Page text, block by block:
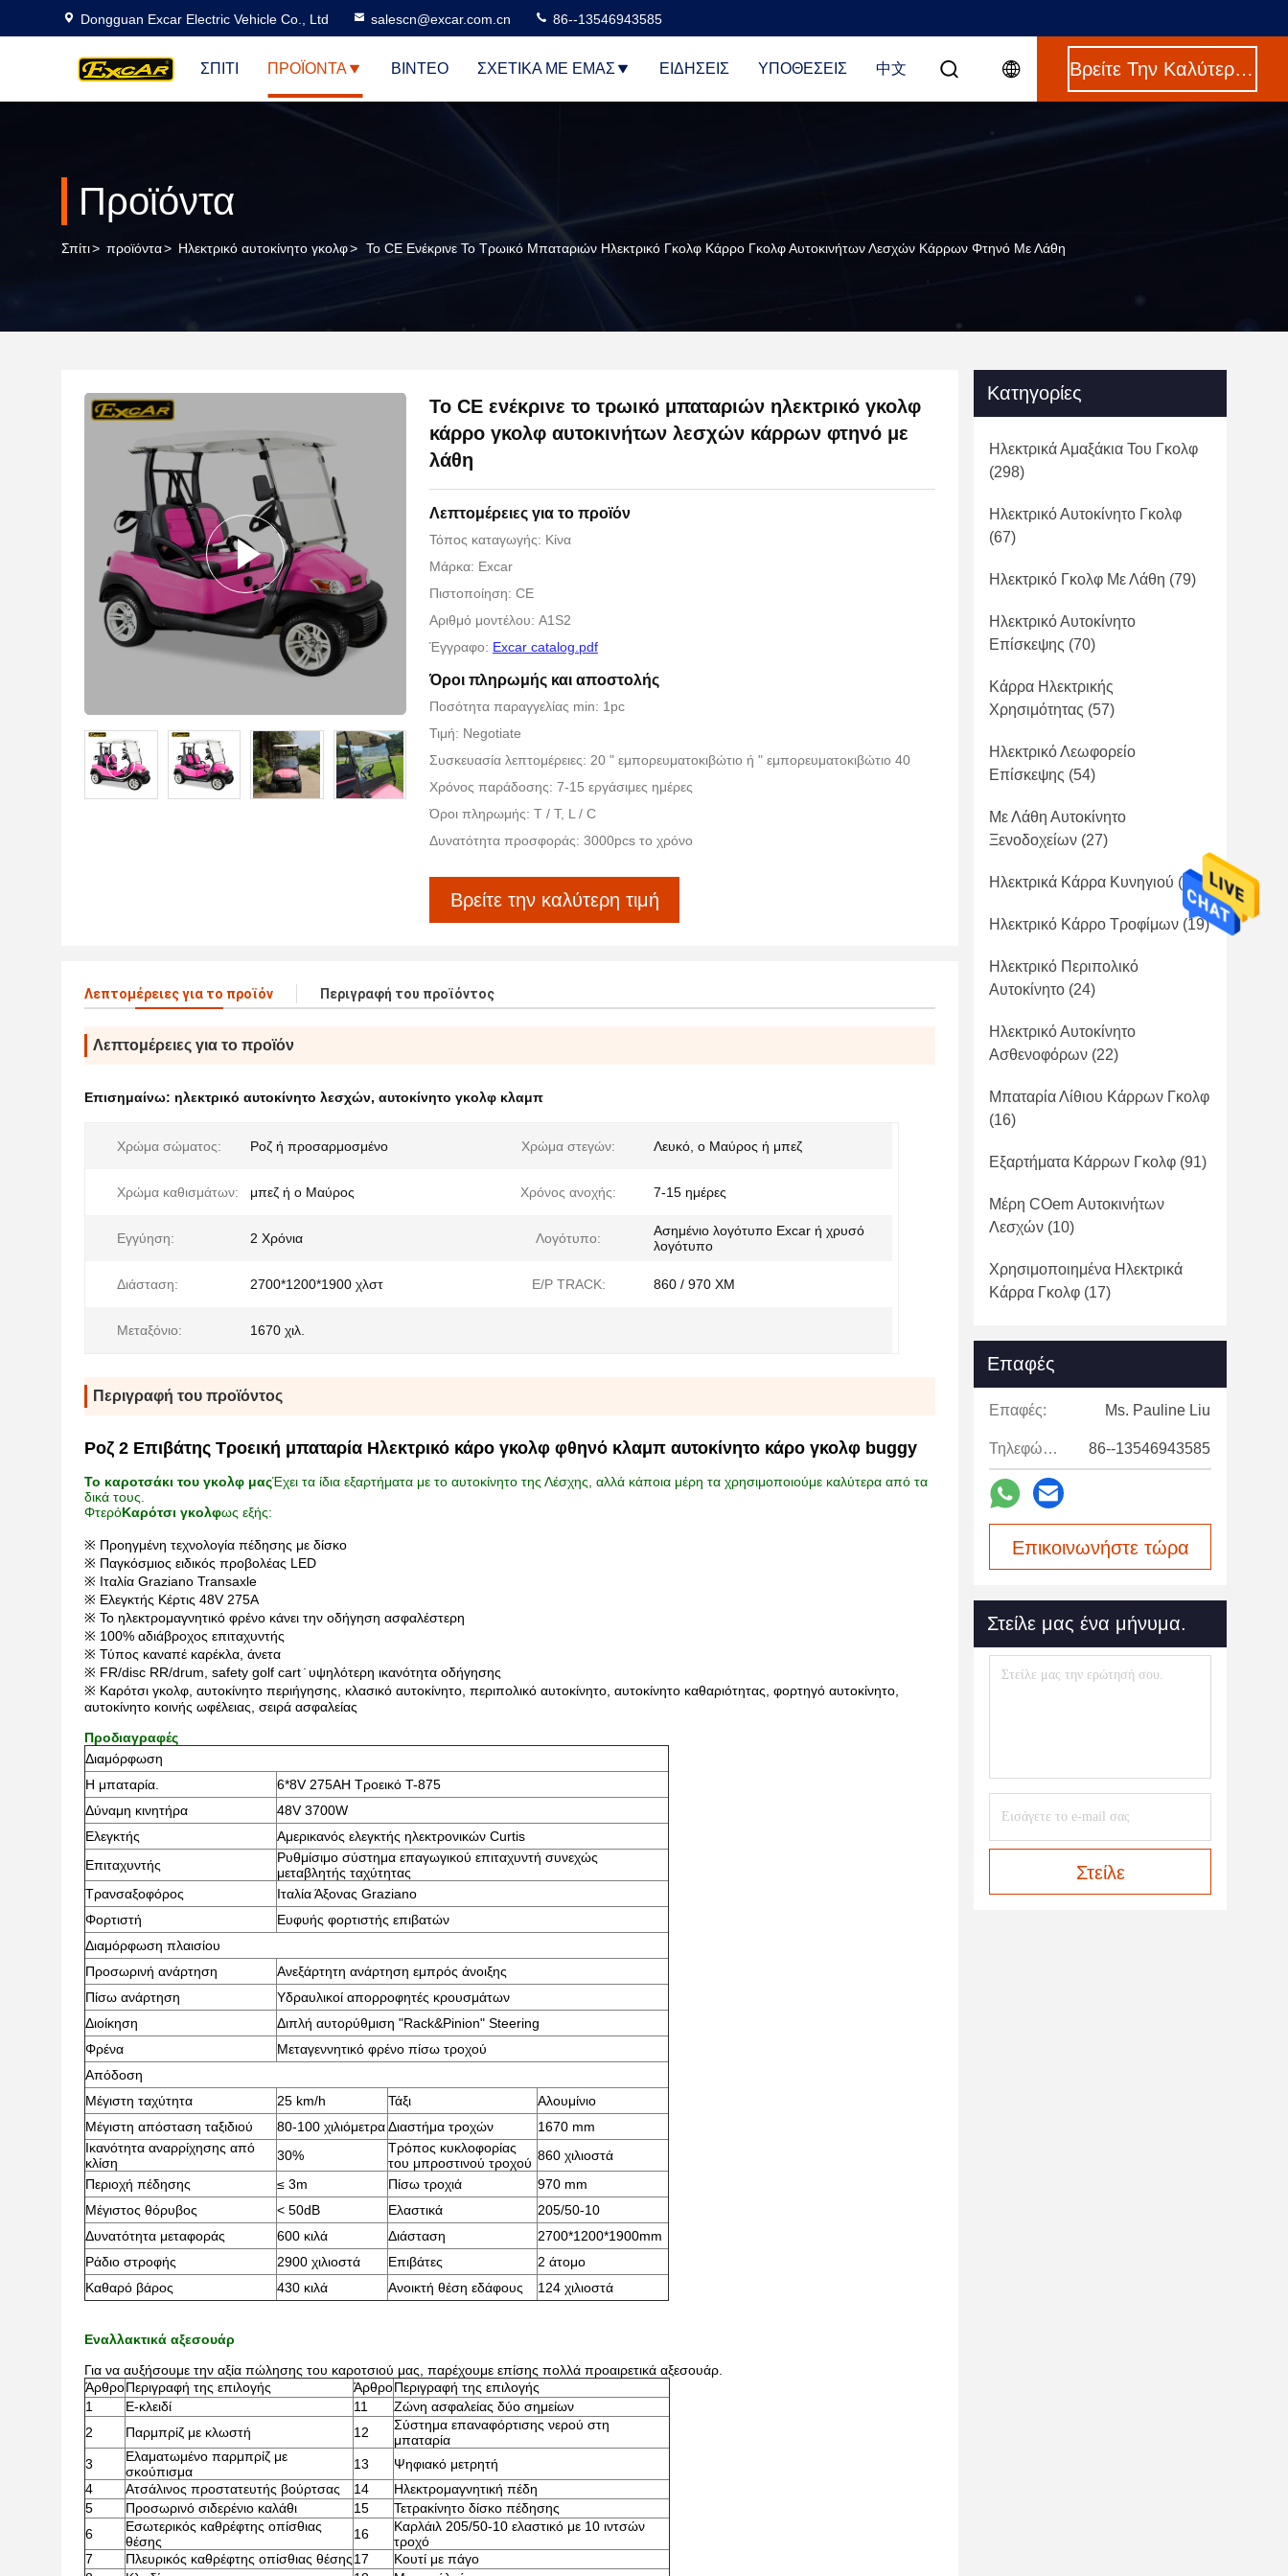
Dongguan Excar Electric Vehicle Co., Ltd salescn@excar.com.cn 86--13546943585
ΣΠΊΤΙ ΠΡΟΪΌΝΤΑ ΒΊΝΤΕΟ ΣΧΕΤΙΚΆ ΜΕ ΕΜΆΣ ΕΙΔΉΣΕΙΣ ΥΠΟΘΈΣΕΙΣ 中文 Βρείτε Την Καλύτερη Τιμή
Προϊόντα
Σπίτι> προϊόντα> Ηλεκτρικό αυτοκίνητο γκολφ> Το CE Ενέκρινε Το Τρωικό Μπαταριών Ηλεκτρικό Γκολφ Κάρρο Γκολφ Αυτοκινήτων Λεσχών Κάρρων Φτηνό Με Λάθη
Το CE ενέκρινε το τρωικό μπαταριών ηλεκτρικό γκολφ
κάρρο γκολφ αυτοκινήτων λεσχών κάρρων φτηνό με
λάθη
Λεπτομέρειες για το προϊόν
Τόπος καταγωγής: Κίνα
Μάρκα: Excar
Πιστοποίηση: CE
Αριθμό μοντέλου: A1S2
Έγγραφο: Excar catalog.pdf
Όροι πληρωμής και αποστολής
Ποσότητα παραγγελίας min: 1pc
Τιμή: Negotiate
Συσκευασία λεπτομέρειες: 20 " εμπορευματοκιβώτιο ή " εμπορευματοκιβώτιο 40
Χρόνος παράδοσης: 7-15 εργάσιμες ημέρες
Όροι πληρωμής: T / T, L / C
Δυνατότητα προσφοράς: 3000pcs το χρόνο
Βρείτε την καλύτερη τιμή
Λεπτομέρειες για το προϊόν Περιγραφή του προϊόντος
Λεπτομέρειες για το προϊόν
Επισημαίνω: ηλεκτρικό αυτοκίνητο λεσχών, αυτοκίνητο γκολφ κλαμπ
Χρώμα σώματος: Ροζ ή προσαρμοσμένο Χρώμα στεγών: Λευκό, ο Μαύρος ή μπεζ
Χρώμα καθισμάτων: μπεζ ή ο Μαύρος Χρόνος ανοχής: 7-15 ημέρες
Εγγύηση: 2 Χρόνια Λογότυπο:
Ασημένιο λογότυπο Excar ή χρυσό
λογότυπο
Διάσταση: 2700*1200*1900 χλστ Ε/Ρ TRACK: 860 / 970 ΧΜ
Μεταξόνιο: 1670 χιλ.
Περιγραφή του προϊόντος
Ροζ 2 Επιβάτης Τροεική μπαταρία Ηλεκτρικό κάρο γκολφ φθηνό κλαμπ αυτοκίνητο κάρο γκολφ buggy
Το καροτσάκι του γκολφ μαςΈχει τα ίδια εξαρτήματα με το αυτοκίνητο της Λέσχης, αλλά κάποια μέρη τα χρησιμοποιούμε καλύτερα από τα
δικά τους.
ΦτερόΚαρότσι γκολφως εξής:
※ Προηγμένη τεχνολογία πέδησης με δίσκο
※ Παγκόσμιος ειδικός προβολέας LED
※ Ιταλία Graziano Transaxle
※ Ελεγκτής Κέρτις 48V 275A
※ Το ηλεκτρομαγνητικό φρένο κάνει την οδήγηση ασφαλέστερη
※ 100% αδιάβροχος επιταχυντής
※ Τύπος καναπέ καρέκλα, άνετα
※ FR/disc RR/drum, safety golf cart ̇ υψηλότερη ικανότητα οδήγησης
※ Καρότσι γκολφ, αυτοκίνητο περιήγησης, κλασικό αυτοκίνητο, περιπολικό αυτοκίνητο, αυτοκίνητο καθαριότητας, φορτηγό αυτοκίνητο,
αυτοκίνητο κοινής ωφέλειας, σειρά ασφαλείας
Προδιαγραφές
Διαμόρφωση
Η μπαταρία.
6*8V 275AH Τροεικό T-875
Δύναμη κινητήρα
48V 3700W
Ελεγκτής
Αμερικανός ελεγκτής ηλεκτρονικών Curtis
Επιταχυντής
Ρυθμίσιμο σύστημα επαγωγικού επιταχυντή συνεχώς
μεταβλητής ταχύτητας
Τρανσαξοφόρος
Ιταλία Άξονας Graziano
Φορτιστή
Ευφυής φορτιστής επιβατών
Διαμόρφωση πλαισίου
Προσωρινή ανάρτηση
Ανεξάρτητη ανάρτηση εμπρός άνοιξης
Πίσω ανάρτηση
Υδραυλικοί απορροφητές κρουσμάτων
Διοίκηση
Διπλή αυτορύθμιση "Rack&Pinion" Steering
Φρένα
Μεταγεννητικό φρένο πίσω τροχού
Απόδοση
Μέγιστη ταχύτητα
25 km/h Τάξι
Αλουμίνιο
Μέγιστη απόσταση ταξιδιού
80-100 χιλιόμετραΔιαστήμα τροχών
1670 mm
Ικανότητα αναρρίχησης από
κλίση
30%
Τρόπος κυκλοφορίας
του μπροστινού τροχού 860 χιλιοστά
Περιοχή πέδησης
≤ 3m Πίσω τροχιά
970 mm
Μέγιστος θόρυβος
< 50dB Ελαστικά
205/50-10
Δυνατότητα μεταφοράς
600 κιλά Διάσταση
2700*1200*1900mm
Ράδιο στροφής
2900 χιλιοστά Επιβάτες
2 άτομο
Καθαρό βάρος
430 κιλά Ανοικτή θέση εδάφους 124 χιλιοστά
Εναλλακτικά αξεσουάρ
Για να αυξήσουμε την αξία πώλησης του καροτσιού μας, παρέχουμε επίσης πολλά προαιρετικά αξεσουάρ.
ΆρθροΠεριγραφή της επιλογής ΆρθροΠεριγραφή της επιλογής
1
Ε-κλειδί 11
Ζώνη ασφαλείας δύο σημείων
2
Παρμπρίζ με κλωστή 12
Σύστημα επαναφόρτισης νερού στη
μπαταρία
3
Ελαματωμένο παρμπρίζ με
σκούπισμα
13
Ψηφιακό μετρητή
4
Ατσάλινος προστατευτής βούρτσας 14
Ηλεκτρομαγνητική πέδη
5
Προσωρινό σιδερένιο καλάθι 15
Τετρακίνητο δίσκο πέδησης
6
Εσωτερικός καθρέφτης οπίσθιας
θέσης
16
Καρλάιλ 205/50-10 ελαστικό με 10 ιντσών
τροχό
7
Πλευρικός καθρέφτης οπίσθιας θέσης17
Κουτί με πάγο
Κατηγορίες
Ηλεκτρικά Αμαξάκια Του Γκολφ
(298)
Ηλεκτρικό Αυτοκίνητο Γκολφ
(67)
Ηλεκτρικό Γκολφ Με Λάθη (79)
Ηλεκτρικό Αυτοκίνητο
Επίσκεψης (70)
Κάρρα Ηλεκτρικής
Χρησιμότητας (57)
Ηλεκτρικό Λεωφορείο
Επίσκεψης (54)
Με Λάθη Αυτοκίνητο
Ξενοδοχείων (27)
Ηλεκτρικά Κάρρα Κυνηγιού (41)
Ηλεκτρικό Κάρρο Τροφίμων (19)
Ηλεκτρικό Περιπολικό
Αυτοκίνητο (24)
Ηλεκτρικό Αυτοκίνητο
Ασθενοφόρων (22)
Μπαταρία Λίθιου Κάρρων Γκολφ
(16)
Εξαρτήματα Κάρρων Γκολφ (91)
Μέρη COem Αυτοκινήτων
Λεσχών (10)
Χρησιμοποιημένα Ηλεκτρικά
Κάρρα Γκολφ (17)
Επαφές
Επαφές: Ms. Pauline Liu
Τηλεφώνημα: 86--13546943585
Επικοινωνήστε τώρα
Στείλε μας ένα μήνυμα.
Στείλε